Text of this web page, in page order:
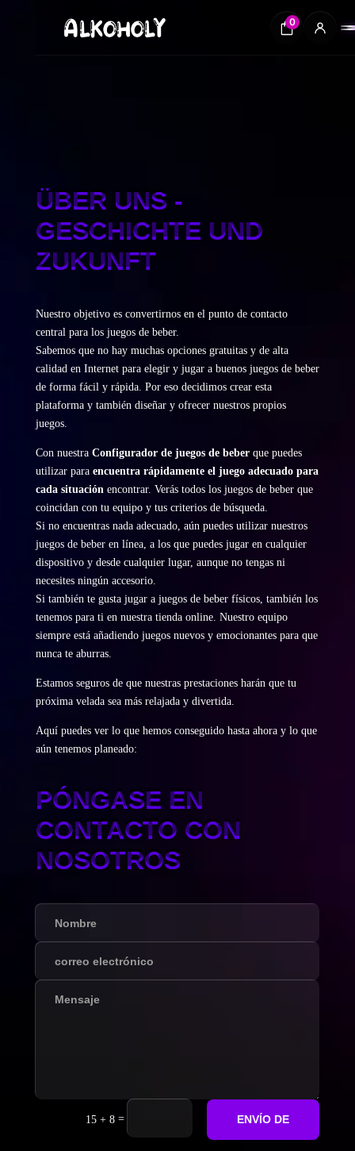
0
ÜBER UNS -
GESCHICHTE UND
ZUKUNFT
Nuestro objetivo es convertirnos en el punto de contacto
central para los juegos de beber.
Sabemos que no hay muchas opciones gratuitas y de alta
calidad en Internet para elegir y jugar a buenos juegos de beber
de forma fácil y rápida. Por eso decidimos crear esta
plataforma y también diseñar y ofrecer nuestros propios
juegos.
Con nuestra Configurador de juegos de beberque puedes
utilizar para encuentra rápidamente el juego adecuado para
cada situaciónencontrar. Verás todos los juegos de beber que
coincidan con tu equipo y tus criterios de búsqueda.
Si no encuentras nada adecuado, aún puedes utilizar nuestros
juegos de beber en línea, a los que puedes jugar en cualquier
dispositivo y desde cualquier lugar, aunque no tengas ni
necesites ningún accesorio.
Si también te gusta jugar a juegos de beber físicos, también los
tenemos para ti en nuestra tienda online. Nuestro equipo
siempre está añadiendo juegos nuevos y emocionantes para que
nunca te aburras.
Estamos seguros de que nuestras prestaciones harán que tu
próxima velada sea más relajada y divertida.
Aquí puedes ver lo que hemos conseguido hasta ahora y lo que
aún tenemos planeado:
PÓNGASE EN
CONTACTO CON
NOSOTROS
15 + 8 = ENVÍO DE